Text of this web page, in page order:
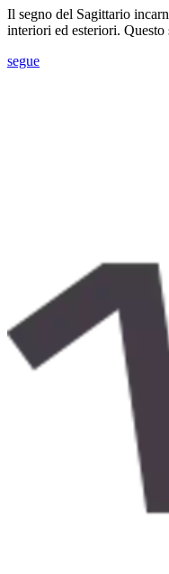
Il segno del Sagittario
interiori ed esteriori.
segue